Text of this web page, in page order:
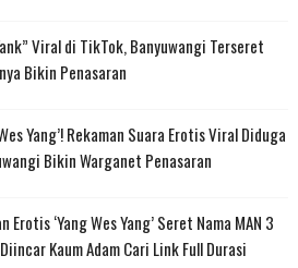
Viral di TikTok, Banyuwangi Terseret
Bikin Penasaran
Yang’! Rekaman Suara Erotis Viral Diduga
Bikin Warganet Penasaran
Erotis ‘Yang Wes Yang’ Seret Nama MAN 3
Kaum Adam Cari Link Full Durasi